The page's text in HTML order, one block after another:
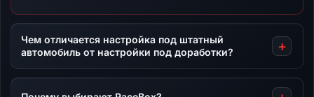
Чем отличается настройка под штатный
автомобиль от настройки под доработки?